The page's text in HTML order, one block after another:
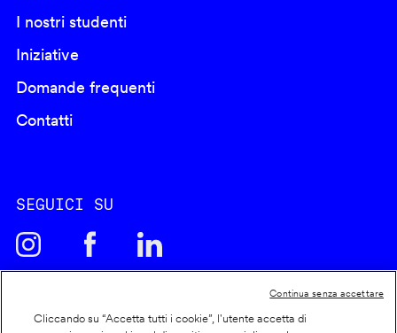
I nostri studenti
Iniziative
Domande frequenti
Contatti
SEGUICI SU
Cliccando su “Accetta tutti i cookie”, l'utente accetta di
Continua senza accettare